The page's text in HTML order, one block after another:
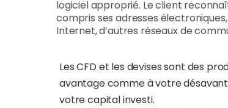
logiciel approprié. Le client
compris ses adresses
Internet, d’autres réseaux de
Les CFD et les devises sont des
avantage comme à votre
votre capital investi.